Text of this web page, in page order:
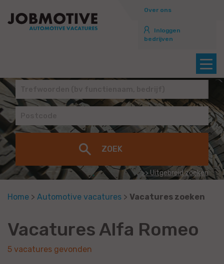
Over ons
Inloggen
bedrijven
>> Uitgebreid zoeken
Home > Automotive vacatures > Vacatures zoeken
Vacatures Alfa Romeo
5 vacatures gevonden